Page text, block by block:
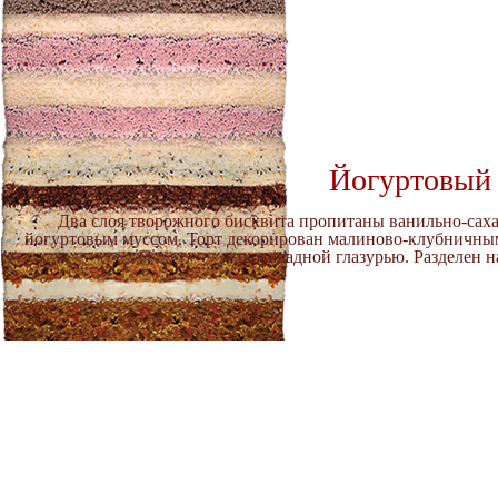
Йогуртовый
Два слоя творожного бисквита пропитаны ванильно-
йогуртовым муссом. Торт декорирован малиново-
шоколадной глазурью. Разделен